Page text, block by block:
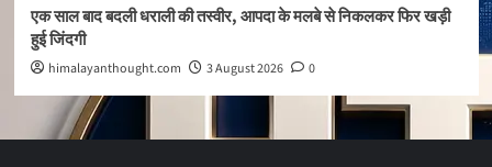
एक साल बाद बदली धराली की तस्वीर, आपदा के मलबे से निकलकर फिर खड़ी
हुई जिंदगी
himalayanthought.com 3 August 2026 0